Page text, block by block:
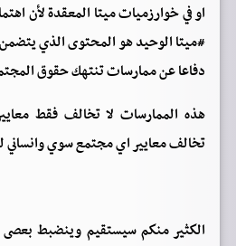
او في خوارزميات ميتا المعقدة لأن
#ميتا الوحيد هو المحتوى الذي
دفاعا عن ممارسات تنتهك حقوق
هذه الممارسات لا تخالف فقط
تخالف معايير اي مجتمع سوي وانساني
الكثير منكم سيستقيم وينضبط